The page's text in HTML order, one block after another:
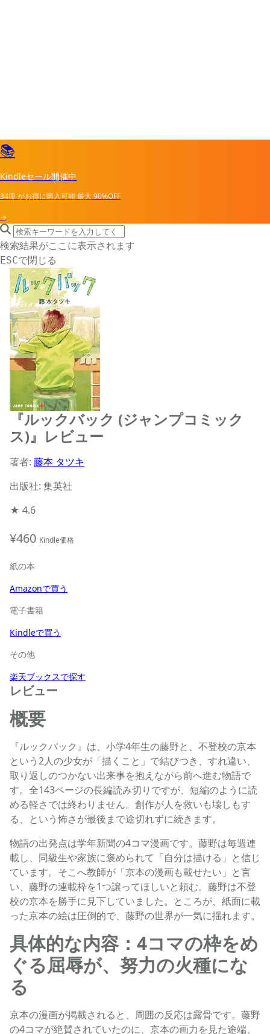
📚
Kindleセール開催中
34冊がお得に購入可能最大90%OFF
→
search icon
サイト内検索
検索結果がここに表示されます
ESCで閉じる
『ルックバック (ジャンプコミック
ス)』レビュー
著者: 藤本 タツキ
出版社: 集英社
★ 4.6
¥460 Kindle価格
紙の本
Amazonで買う
電子書籍
Kindleで買う
その他
楽天ブックスで探す
レビュー
概要
『ルックバック』は、小学4年生の藤野と、不登校の京本
という2人の少女が「描くこと」で結びつき、すれ違い、
取り返しのつかない出来事を抱えながら前へ進む物語で
す。全143ページの長編読み切りですが、短編のように読
める軽さでは終わりません。創作が人を救いも壊しもす
る、という怖さが最後まで途切れずに続きます。
物語の出発点は学年新聞の4コマ漫画です。藤野は毎週連
載し、同級生や家族に褒められて「自分は描ける」と信じ
ています。そこへ教師が「京本の漫画も載せたい」と言
い、藤野の連載枠を1つ譲ってほしいと頼む。藤野は不登
校の京本を勝手に見下していました。ところが、紙面に載
った京本の絵は圧倒的で、藤野の世界が一気に揺れます。
具体的な内容：4コマの枠をめ
ぐる屈辱が、努力の火種にな
る
京本の漫画が掲載されると、周囲の反応は露骨です。藤野
の4コマが絶賛されていたのに、京本の画力を見た途端、